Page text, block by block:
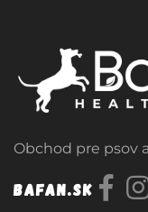
Obchod pre psov
Bafan.sk